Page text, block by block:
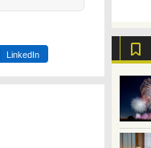
LinkedIn